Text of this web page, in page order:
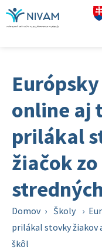
online aj
prilákal
žiačok
Domov › Školy ›
prilákal stovky žiakov
škôl